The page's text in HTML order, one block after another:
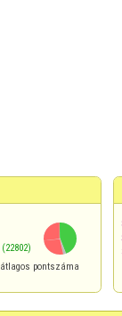
(22802)
pontszáma